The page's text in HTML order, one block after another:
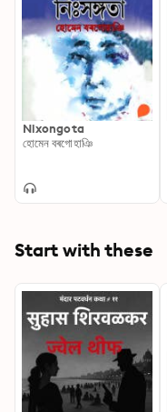
Nixongota
হোমেন বৰগোহাঞি
Start with these